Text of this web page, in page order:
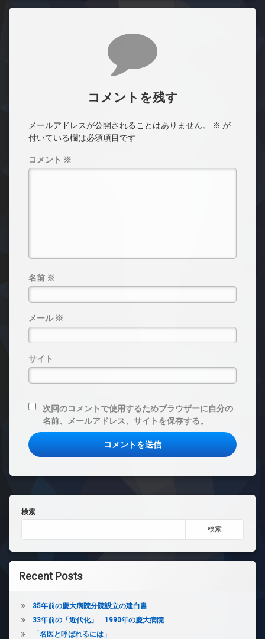
コメントを残す
メールアドレスが公開されることはありません。 ※ が
付いている欄は必須項目です
コメント ※
名前 ※
メール ※
サイト
次回のコメントで使用するためブラウザーに自分の
名前、メールアドレス、サイトを保存する。
検索
検索
Recent Posts
35年前の慶大病院分院設立の建白書
33年前の「近代化」 1990年の慶大病院
「名医と呼ばれるには」